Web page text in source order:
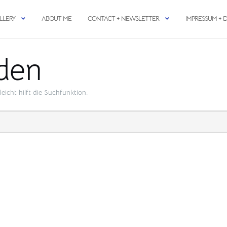
ABOUT ME CONTACT + NEWSLETTER IMPRESSUM +
hilft die Suchfunktion.